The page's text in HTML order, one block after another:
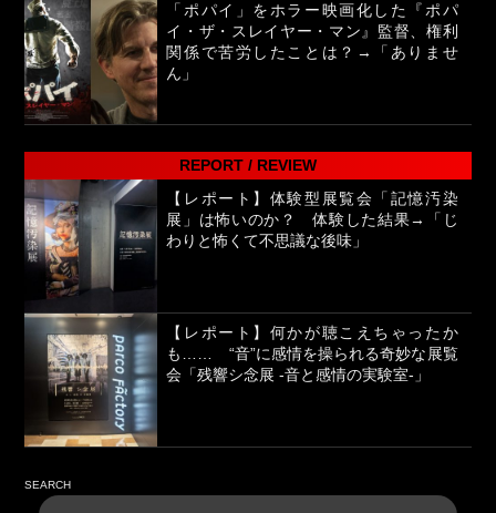
「ポパイ」をホラー映画化した『ポパ
イ・ザ・スレイヤー・マン』監督、権利
関係で苦労したことは？→「ありませ
ん」
REPORT / REVIEW
【レポート】体験型展覧会「記憶汚染
展」は怖いのか？ 体験した結果→「じ
わりと怖くて不思議な後味」
【レポート】何かが聴こえちゃったか
も…… “音”に感情を操られる奇妙な展覧
会「残響シ念展 -⾳と感情の実験室-」
SEARCH